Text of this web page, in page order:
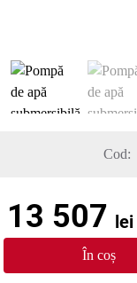
Cod:
13 507 lei
În coș